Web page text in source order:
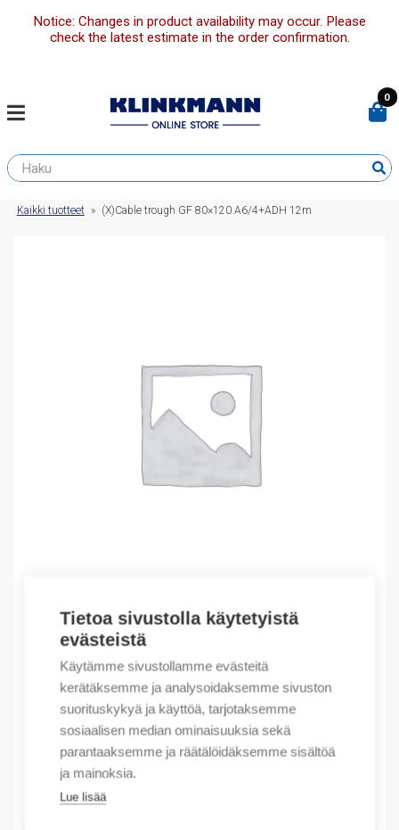
Tietoa sivustolla käytetyistä
evästeistä
Käytämme sivustollamme evästeitä
kerätäksemme ja analysoidaksemme sivuston
suorituskykyä ja käyttöä, tarjotaksemme
sosiaalisen median ominaisuuksia sekä
parantaaksemme ja räätälöidäksemme sisältöä
ja mainoksia.
Lue lisää
Notice: Changes in product availability may occur. Please
check the latest estimate in the order confirmation.
0
Kaikki tuotteet » (X)Cable trough GF 80×120 A6/4+ADH 12m
Outlet – Erikoishinnat
(X)Cable trough GF 80×120 A6/4+ADH 12m
4,52€/ myyntierä
Myyntierä sis. 12 kpl
Määrä
Määrä